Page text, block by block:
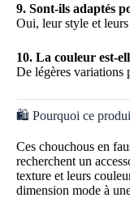
9. Sont-ils adaptés
Oui, leur style et
10. La couleur est-
De légères variations
🛍️ Pourquoi ce
Ces chouchous en
recherchent un
texture et leurs
dimension mode à